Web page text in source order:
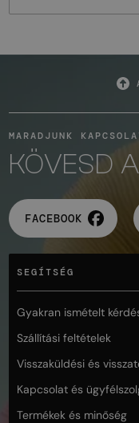
MARADJUNK
KÖVESD
FACEBOOK
SEGÍTSÉG
Gyakran ismételt
Szállítási feltételek
Visszaküldési és
Kapcsolat és
Termékek és minőség